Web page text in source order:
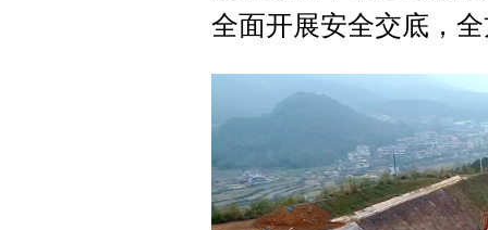
全面开展安全交底，